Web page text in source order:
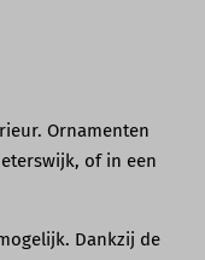
Ornamenten
of in een
Dankzij de